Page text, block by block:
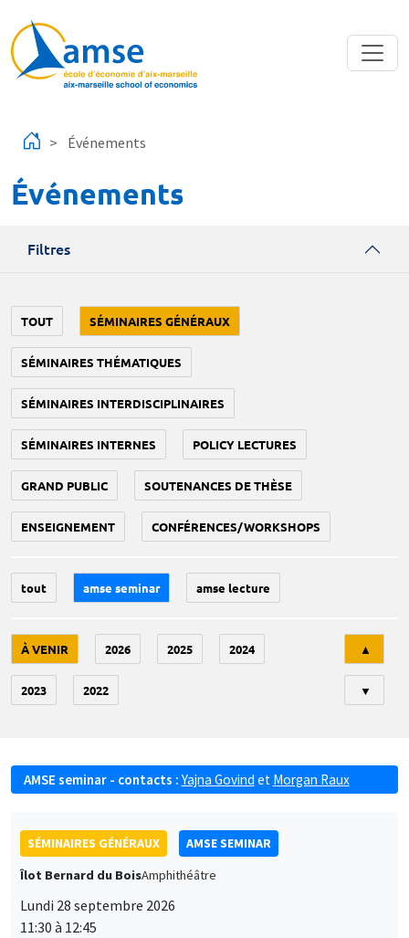
Événements
Événements
Filtres
TOUT SÉMINAIRES GÉNÉRAUX
SÉMINAIRES THÉMATIQUES
SÉMINAIRES INTERDISCIPLINAIRES
SÉMINAIRES INTERNES POLICY LECTURES
GRAND PUBLIC SOUTENANCES DE THÈSE
ENSEIGNEMENT CONFÉRENCES/WORKSHOPS
tout amse seminar amse lecture
À VENIR 2026 2025 2024
2023 2022
▲
▼
AMSE seminar - contacts : Yajna Govind et Morgan Raux
SÉMINAIRES GÉNÉRAUX
AMSE SEMINAR
Îlot Bernard du BoisAmphithéâtre
Lundi 28 septembre 2026
11:30 à 12:45